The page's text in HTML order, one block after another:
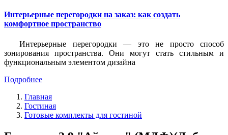
Интерьерные перегородки на заказ: как создать
комфортное пространство
Интерьерные перегородки — это не просто способ
зонирования пространства. Они могут стать стильным и
функциональным элементом дизайна
Подробнее
Главная
Гостиная
Готовые комплекты для гостиной